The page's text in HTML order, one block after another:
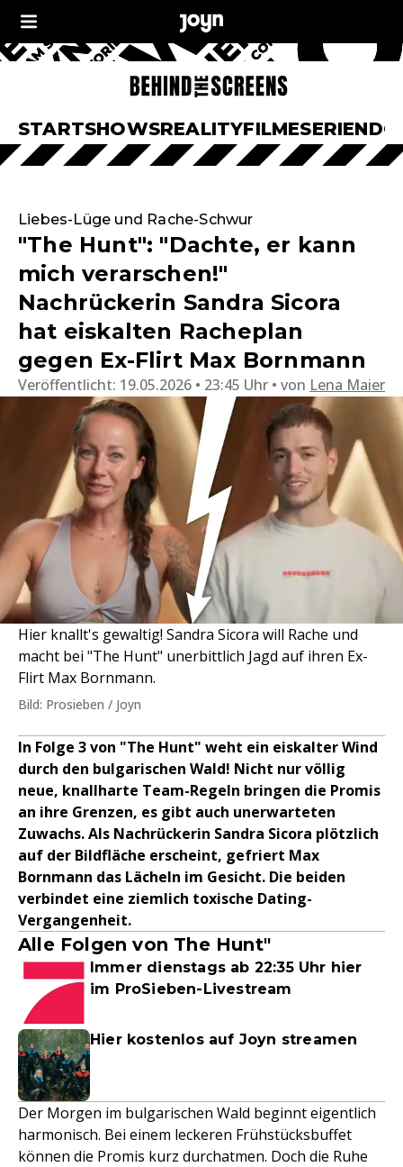
STARTSHOWSREALITYFILMESERIEN
Liebes-Lüge und Rache-Schwur
"The Hunt": "Dachte, er kann
mich verarschen!"
Nachrückerin Sandra Sicora
hat eiskalten Racheplan
gegen Ex-Flirt Max Bornmann
Veröffentlicht: 19.05.2026 • 23:45 Uhr von Lena Maier
Hier knallt's gewaltig! Sandra Sicora will Rache und
macht bei "The Hunt" unerbittlich Jagd auf ihren Ex-
Flirt Max Bornmann.
Bild: Prosieben / Joyn
In Folge 3 von "The Hunt" weht ein eiskalter Wind
durch den bulgarischen Wald! Nicht nur völlig
neue, knallharte Team-Regeln bringen die Promis
an ihre Grenzen, es gibt auch unerwarteten
Zuwachs. Als Nachrückerin Sandra Sicora plötzlich
auf der Bildfläche erscheint, gefriert Max
Bornmann das Lächeln im Gesicht. Die beiden
verbindet eine ziemlich toxische Dating-
Vergangenheit.
Alle Folgen von The Hunt"
Immer dienstags ab 22:35 Uhr hier
im ProSieben-Livestream
Hier kostenlos auf Joyn streamen
Der Morgen im bulgarischen Wald beginnt eigentlich
harmonisch. Bei einem leckeren Frühstücksbuffet
können die Promis kurz durchatmen. Doch die Ruhe